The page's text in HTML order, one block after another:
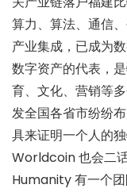
算力、算法、通信
产业集成，已成为
数字资产的代表，
育、文化、营销等
发全国各省市纷纷
具来证明一个人的
Worldcoin 也会二
Humanity 有一个团